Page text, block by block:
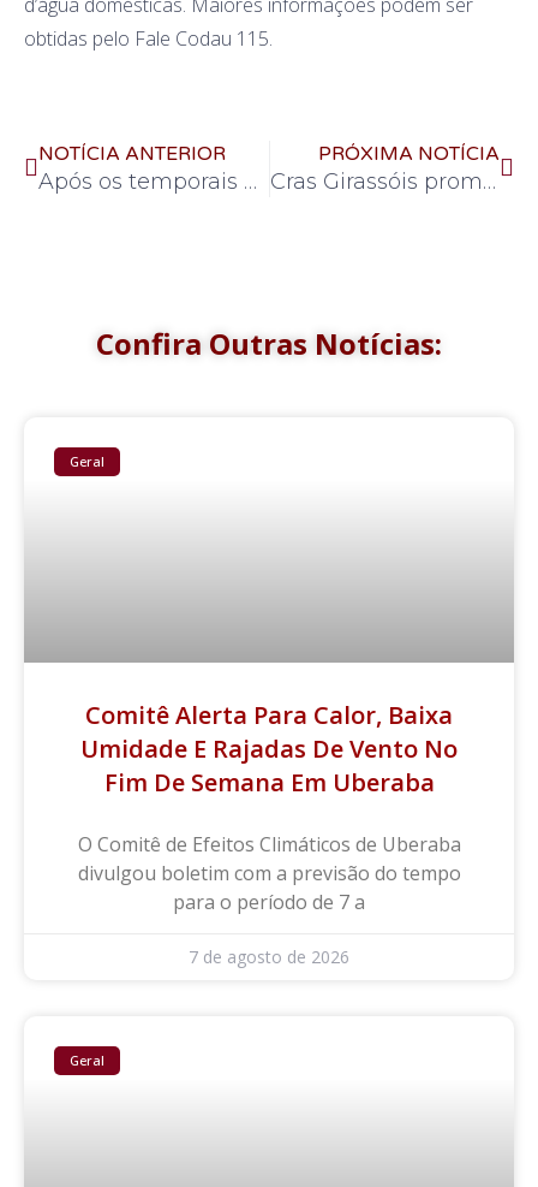
obtidas pelo Fale Codau 115.
NOTÍCIA ANTERIOR
Após os temporais do fim de semana, a programação da limpeza urbana focará os locais mais urgentes
PRÓXIMA NOTÍCIA
Cras Girassóis promove encontro comunitário de acolhida
Confira Outras Notícias:
Geral
Comitê Alerta Para Calor, Baixa
Umidade E Rajadas De Vento No
Fim De Semana Em Uberaba
O Comitê de Efeitos Climáticos de Uberaba
divulgou boletim com a previsão do tempo
para o período de 7 a
7 de agosto de 2026
Geral